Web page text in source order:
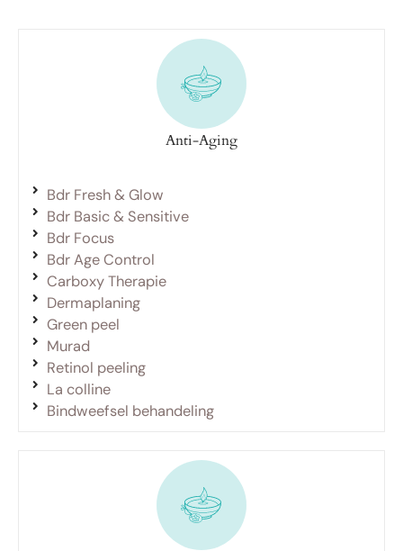
Anti-Aging
Bdr Fresh & Glow
Bdr Basic & Sensitive
Bdr Focus
Bdr Age Control
Carboxy Therapie
Dermaplaning
Green peel
Murad
Retinol peeling
La colline
Bindweefsel behandeling